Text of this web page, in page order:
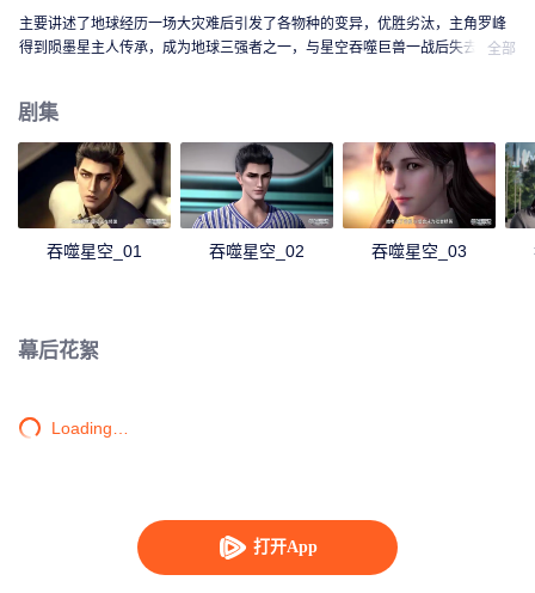
打开App
主要讲述了地球经历一场大灾难后引发了各物种的变异，优胜劣汰，主角罗峰
得到陨墨星主人传承，成为地球三强者之一，与星空吞噬巨兽一战后失去肉全部
剧集
吞噬星空_01 吞噬星空_02 吞噬星空_03
幕后花絮
Loading…